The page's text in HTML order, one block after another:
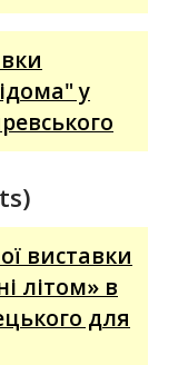
у
виставки
літом» в
для